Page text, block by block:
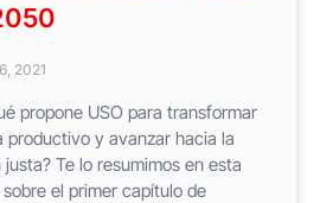
2021
propone USO para transformar
productivo y avanzar hacia la
Te lo resumimos en esta
el primer capítulo de